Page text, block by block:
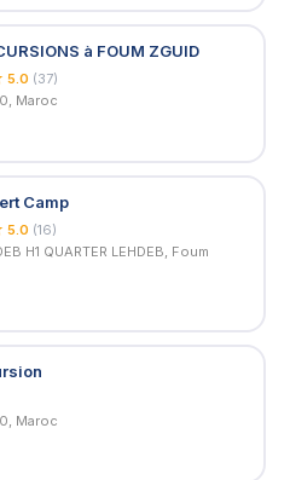
à FOUM ZGUID
5.0 (37)
Maroc
Camp
5.0 (16)
Maroc